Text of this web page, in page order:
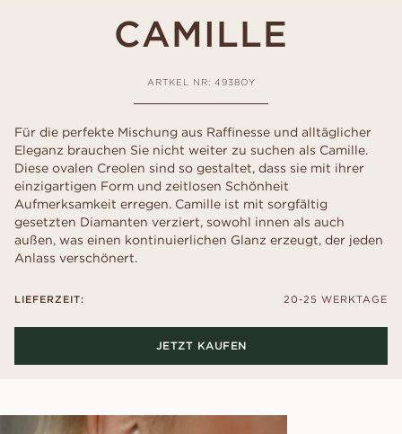
CAMILLE
ARTKEL NR: 4938OY
Für die perfekte Mischung aus Raffinesse und alltäglicher
Eleganz brauchen Sie nicht weiter zu suchen als Camille.
Diese ovalen Creolen sind so gestaltet, dass sie mit ihrer
einzigartigen Form und zeitlosen Schönheit
Aufmerksamkeit erregen. Camille ist mit sorgfältig
gesetzten Diamanten verziert, sowohl innen als auch
außen, was einen kontinuierlichen Glanz erzeugt, der jeden
Anlass verschönert.
LIEFERZEIT: 20-25 WERKTAGE
JETZT KAUFEN